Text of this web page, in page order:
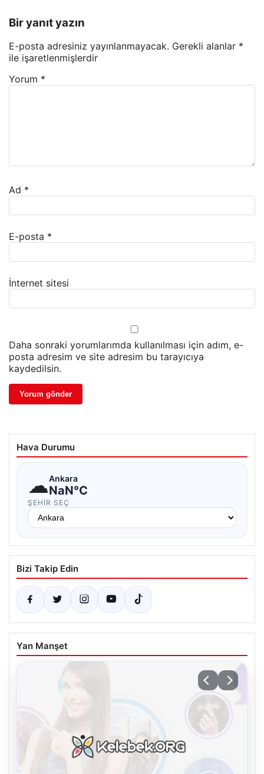
Bir yanıt yazın
E-posta adresiniz yayınlanmayacak. Gerekli alanlar *
ile işaretlenmişlerdir
Yorum *
Ad *
E-posta *
İnternet sitesi
Daha sonraki yorumlarımda kullanılması için adım, e-
posta adresim ve site adresim bu tarayıcıya
kaydedilsin.
Hava Durumu
☁Ankara
NaN°C
ŞEHIR SEÇ
Bizi Takip Edin
Yan Manşet